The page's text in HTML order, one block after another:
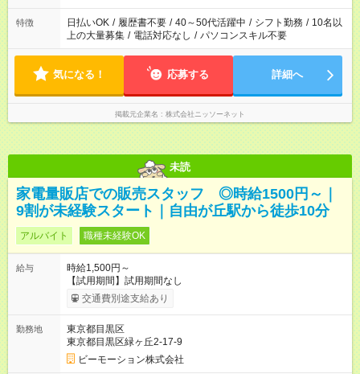
特徴 日払いOK / 履歴書不要 / 40～50代活躍中 / シフト勤務 / 10名以
上の大量募集 / 電話対応なし / パソコンスキル不要
気になる！ 応募する 詳細へ
掲載元企業名 株式会社ニッソーネット
未読
家電量販店での販売スタッフ ◎時給1500円～｜
9割が未経験スタート｜自由が丘駅から徒歩10分
アルバイト 職種未経験OK
給与
時給1,500円～
【試用期間】試用期間なし
交通費別途支給あり
勤務地
東京都目黒区
東京都目黒区緑ヶ丘2-17-9
ビーモーション株式会社